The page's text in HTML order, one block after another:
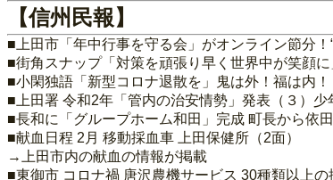
【信州民報】
■上田市「年中行事を守る会」がオンライン節分！
■街角スナップ「対策を頑張り早く世界中が笑顔
■小閑独語「新型コロナ退散を」鬼は外！福は内！
■上田署 令和2年「管内の治安情勢」発表（３）少
■長和に「グループホーム和田」完成 町長から依
■献血日程 2月 移動採血車 上田保健所（2面）
→上田市内の献血の情報が掲載
■東御市 コロナ禍 唐沢農機サービス 30種類以上